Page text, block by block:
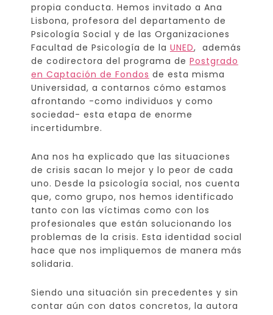
propia conducta. Hemos invitado a Ana
Lisbona, profesora del departamento de
Psicología Social y de las Organizaciones
Facultad de Psicología de la UNED, además
de codirectora del programa de Postgrado
en Captación de Fondos de esta misma
Universidad, a contarnos cómo estamos
afrontando -como individuos y como
sociedad- esta etapa de enorme
incertidumbre.
Ana nos ha explicado que las situaciones
de crisis sacan lo mejor y lo peor de cada
uno. Desde la psicología social, nos cuenta
que, como grupo, nos hemos identificado
tanto con las víctimas como con los
profesionales que están solucionando los
problemas de la crisis. Esta identidad social
hace que nos impliquemos de manera más
solidaria.
Siendo una situación sin precedentes y sin
contar aún con datos concretos, la autora